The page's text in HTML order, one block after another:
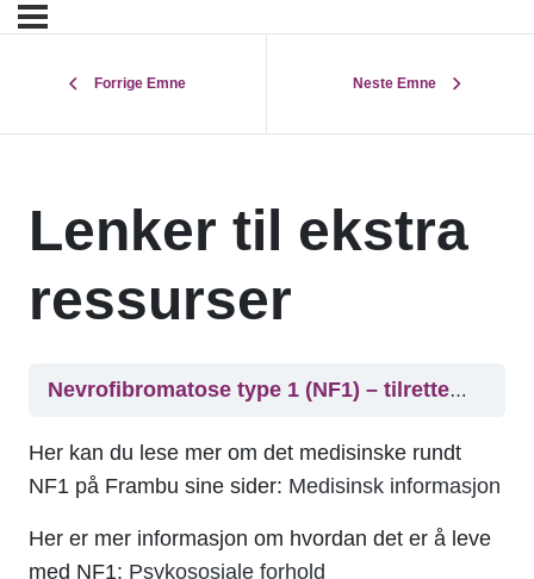
Forrige Emne Neste Emne
Lenker til ekstra
ressurser
Nevrofibromatose type 1 (NF1) – tilrettelegging i skolehverdagen
Her kan du lese mer om det medisinske rundt
NF1 på Frambu sine sider: Medisinsk informasjon
Her er mer informasjon om hvordan det er å leve
med NF1: Psykososiale forhold